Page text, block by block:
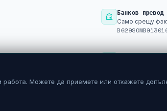
Можете да приемете или откажете
Банков превод
Само срещу
PayPal